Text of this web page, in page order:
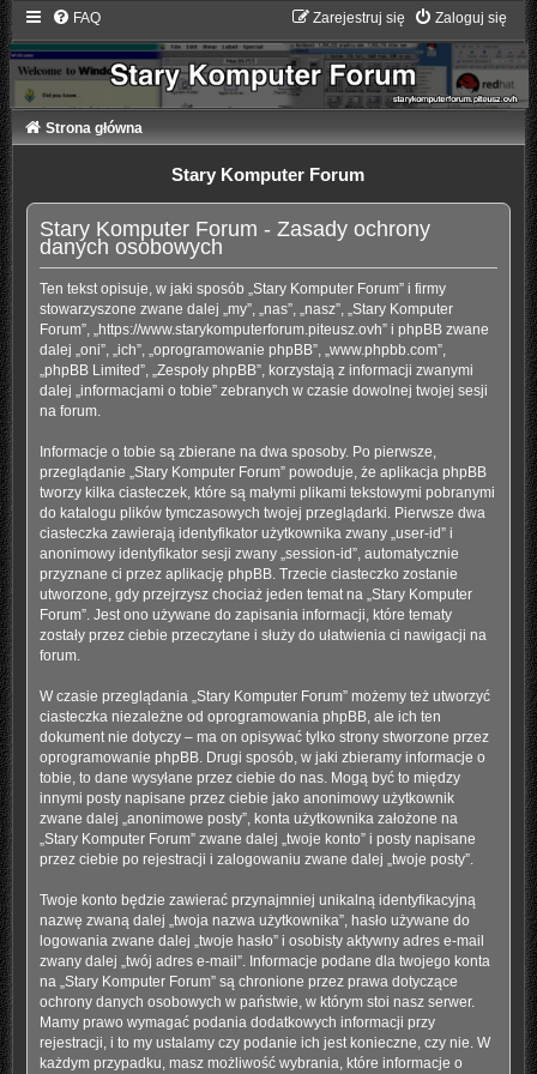
FAQ Zaloguj się
Zarejestruj się
Strona główna
Stary Komputer Forum
Stary Komputer Forum - Zasady ochrony
danych osobowych
Ten tekst opisuje, w jaki sposób „Stary Komputer Forum” i firmy
stowarzyszone zwane dalej „my”, „nas”, „nasz”, „Stary Komputer
Forum”, „https://www.starykomputerforum.piteusz.ovh” i phpBB zwane
dalej „oni”, „ich”, „oprogramowanie phpBB”, „www.phpbb.com”,
„phpBB Limited”, „Zespoły phpBB”, korzystają z informacji zwanymi
dalej „informacjami o tobie” zebranych w czasie dowolnej twojej sesji
na forum.
Informacje o tobie są zbierane na dwa sposoby. Po pierwsze,
przeglądanie „Stary Komputer Forum” powoduje, że aplikacja phpBB
tworzy kilka ciasteczek, które są małymi plikami tekstowymi pobranymi
do katalogu plików tymczasowych twojej przeglądarki. Pierwsze dwa
ciasteczka zawierają identyfikator użytkownika zwany „user-id” i
anonimowy identyfikator sesji zwany „session-id”, automatycznie
przyznane ci przez aplikację phpBB. Trzecie ciasteczko zostanie
utworzone, gdy przejrzysz chociaż jeden temat na „Stary Komputer
Forum”. Jest ono używane do zapisania informacji, które tematy
zostały przez ciebie przeczytane i służy do ułatwienia ci nawigacji na
forum.
W czasie przeglądania „Stary Komputer Forum” możemy też utworzyć
ciasteczka niezależne od oprogramowania phpBB, ale ich ten
dokument nie dotyczy – ma on opisywać tylko strony stworzone przez
oprogramowanie phpBB. Drugi sposób, w jaki zbieramy informacje o
tobie, to dane wysyłane przez ciebie do nas. Mogą być to między
innymi posty napisane przez ciebie jako anonimowy użytkownik
zwane dalej „anonimowe posty”, konta użytkownika założone na
„Stary Komputer Forum” zwane dalej „twoje konto” i posty napisane
przez ciebie po rejestracji i zalogowaniu zwane dalej „twoje posty”.
Twoje konto będzie zawierać przynajmniej unikalną identyfikacyjną
nazwę zwaną dalej „twoja nazwa użytkownika”, hasło używane do
logowania zwane dalej „twoje hasło” i osobisty aktywny adres e-mail
zwany dalej „twój adres e-mail”. Informacje podane dla twojego konta
na „Stary Komputer Forum” są chronione przez prawa dotyczące
ochrony danych osobowych w państwie, w którym stoi nasz serwer.
Mamy prawo wymagać podania dodatkowych informacji przy
rejestracji, i to my ustalamy czy podanie ich jest konieczne, czy nie. W
każdym przypadku, masz możliwość wybrania, które informacje o